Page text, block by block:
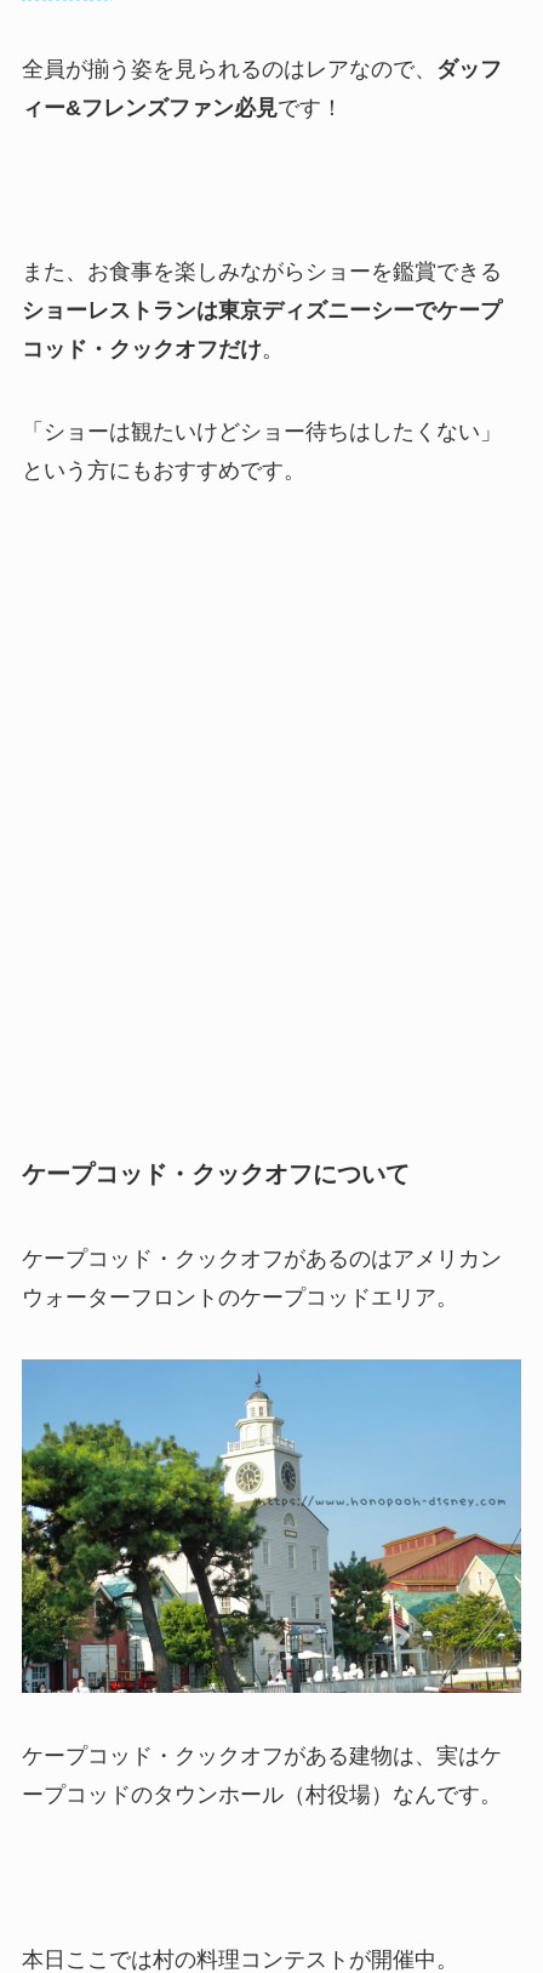
全員が揃う姿を見られるのはレアなので、 ダッフ
ィー&フレンズファン必見です！
また、お食事を楽しみながらショーを鑑賞できる
ショーレストランは東京ディズニーシーでケープ
コッド・クックオフだけ。
「ショーは観たいけどショー待ちはしたくない」
という方にもおすすめです。
ケープコッド・クックオフについて
ケープコッド・クックオフがあるのはアメリカン
ウォーターフロントのケープコッドエリア。
ケープコッド・クックオフがある建物は、実はケ
ープコッドのタウンホール（村役場）なんです。
本日ここでは村の料理コンテストが開催中。